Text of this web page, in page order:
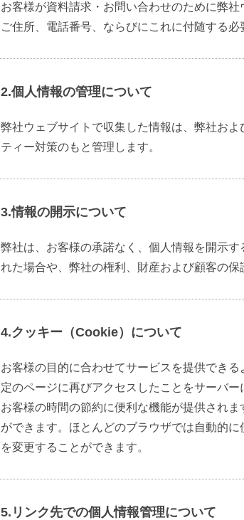
お客様が資料請求・お問い合わせのために弊
ご住所、電話番号、ならびにこれに付随する
2.個人情報の管理について
弊社ウェブサイトで収集した情報は、弊社お
ティー対策のもと管理します。
3.情報の開示について
弊社は、お客様の承諾なく、個人情報を開示
れた場合や、弊社の権利、財産および顧客の
4.クッキー（Cookie）について
お客様の目的に合わせてサービスを提供でき
定のページに再びアクセスしたことをサーバ
お客様の時間の節約に便利な機能が提供され
ができます。ほとんどのブラウザでは自動的
を変更することができます。
5.リンク先での個人情報管理について